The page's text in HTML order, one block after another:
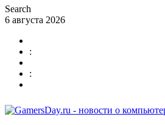
Search
6 августа 2026
:
: